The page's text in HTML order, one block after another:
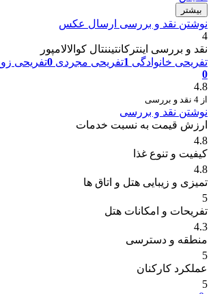
بیشتر
نوشتن نقد و بررسی ارسال عکس
4
نقد و بررسی اینترکانتیننتال کوالالامپور
تفریحی خانوادگی 1تفریحی مجردی 0تفریحی
0
4.8
از 4 نقد و بررسی
نوشتن نقد و بررسی
ارزش قیمت به نسبت خدمات
4.8
کیفیت و تنوع غذا
4.8
تمیزی و زیبایی هتل و اتاق ها
5
تفریحات و امکانات هتل
4.3
منطقه و دسترسی
5
عملکرد کارکنان
5